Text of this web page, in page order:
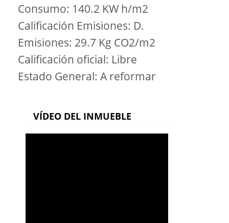
Consumo: 140.2 KW h/m2
Calificación Emisiones: D.
Emisiones: 29.7 Kg CO2/m2
Calificación oficial: Libre
Estado General: A reformar
VÍDEO DEL INMUEBLE